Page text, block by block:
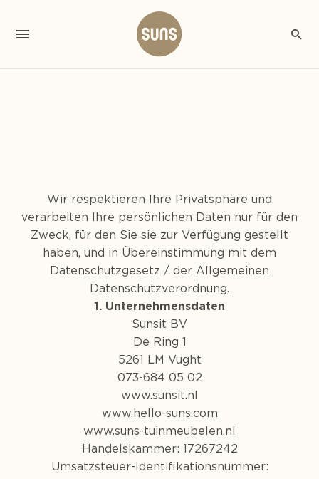
Wir respektieren Ihre Privatsphäre und
verarbeiten Ihre persönlichen Daten nur für den
Zweck, für den Sie sie zur Verfügung gestellt
haben, und in Übereinstimmung mit dem
Datenschutzgesetz / der Allgemeinen
Datenschutzverordnung.
1. Unternehmensdaten
Sunsit BV
De Ring 1
5261 LM Vught
073-684 05 02
www.sunsit.nl
www.hello-suns.com
www.suns-tuinmeubelen.nl
Handelskammer: 17267242
Umsatzsteuer-Identifikationsnummer: